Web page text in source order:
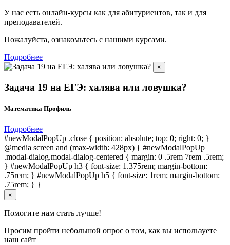
У нас есть онлайн-курсы как для абитуриентов, так и для
преподавателей.
Пожалуйста, ознакомьтесь с нашими курсами.
Подробнее
×
Задача 19 на ЕГЭ: халява или ловушка?
Математика Профиль
Подробнее
#newModalPopUp .close { position: absolute; top: 0; right: 0; }
@media screen and (max-width: 428px) { #newModalPopUp
.modal-dialog.modal-dialog-centered { margin: 0 .5rem 7rem .5rem;
} #newModalPopUp h3 { font-size: 1.375rem; margin-bottom:
.75rem; } #newModalPopUp h5 { font-size: 1rem; margin-bottom:
.75rem; } }
×
Помогите нам стать лучше!
Просим пройти небольшой опрос о том, как вы используете
наш сайт